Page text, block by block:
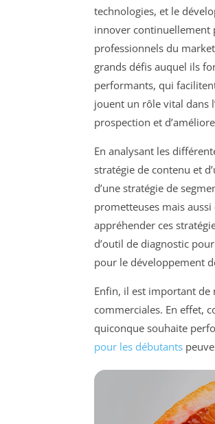
technologies, et le
innover continuellement
professionnels du
grands défis auquel ils
performants, qui
jouent un rôle vital dans
prospection et
En analysant les
stratégie de contenu et
d’une stratégie de
prometteuses mais
appréhender ces
d’outil de diagnostic
pour le développement
Enfin, il est important de
commerciales. En effet,
quiconque souhaite
pour les débutants